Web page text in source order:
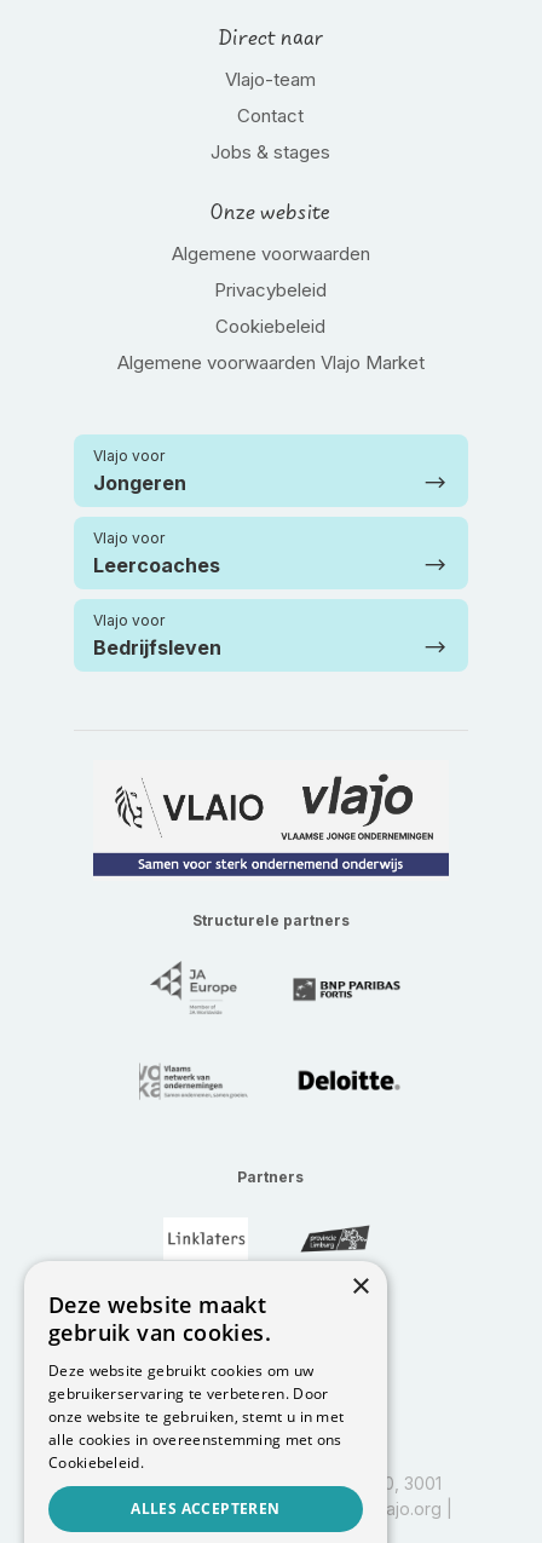
Direct naar
Vlajo-team
Contact
Jobs & stages
Onze website
Algemene voorwaarden
Privacybeleid
Cookiebeleid
Algemene voorwaarden Vlajo Market
Vlajo voor
Jongeren
Vlajo voor
Leercoaches
Vlajo voor
Bedrijfsleven
Structurele partners
Partners
I&I Leuven, Vlajo vzw, Kapeldreef 60, 3001
Heverlee | BE0458.597.885 |
info@vlajo.org
016 29 84 01
×
Deze website maakt
gebruik van cookies.
Deze website gebruikt cookies om uw
gebruikerservaring te verbeteren. Door
onze website te gebruiken, stemt u in met
alle cookies in overeenstemming met ons
Cookiebeleid.
ALLES ACCEPTEREN